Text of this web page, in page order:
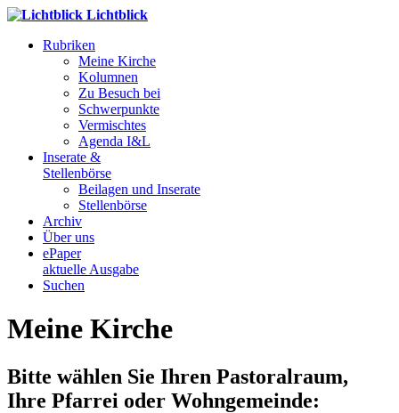
Lichtblick
Rubriken
Meine Kirche
Kolumnen
Zu Besuch bei
Schwerpunkte
Vermischtes
Agenda I&L
Inserate &
Stellenbörse
Beilagen und Inserate
Stellenbörse
Archiv
Über uns
ePaper
aktuelle Ausgabe
Suchen
Meine Kirche
Bitte wählen Sie Ihren Pastoralraum,
Ihre Pfarrei oder Wohngemeinde: